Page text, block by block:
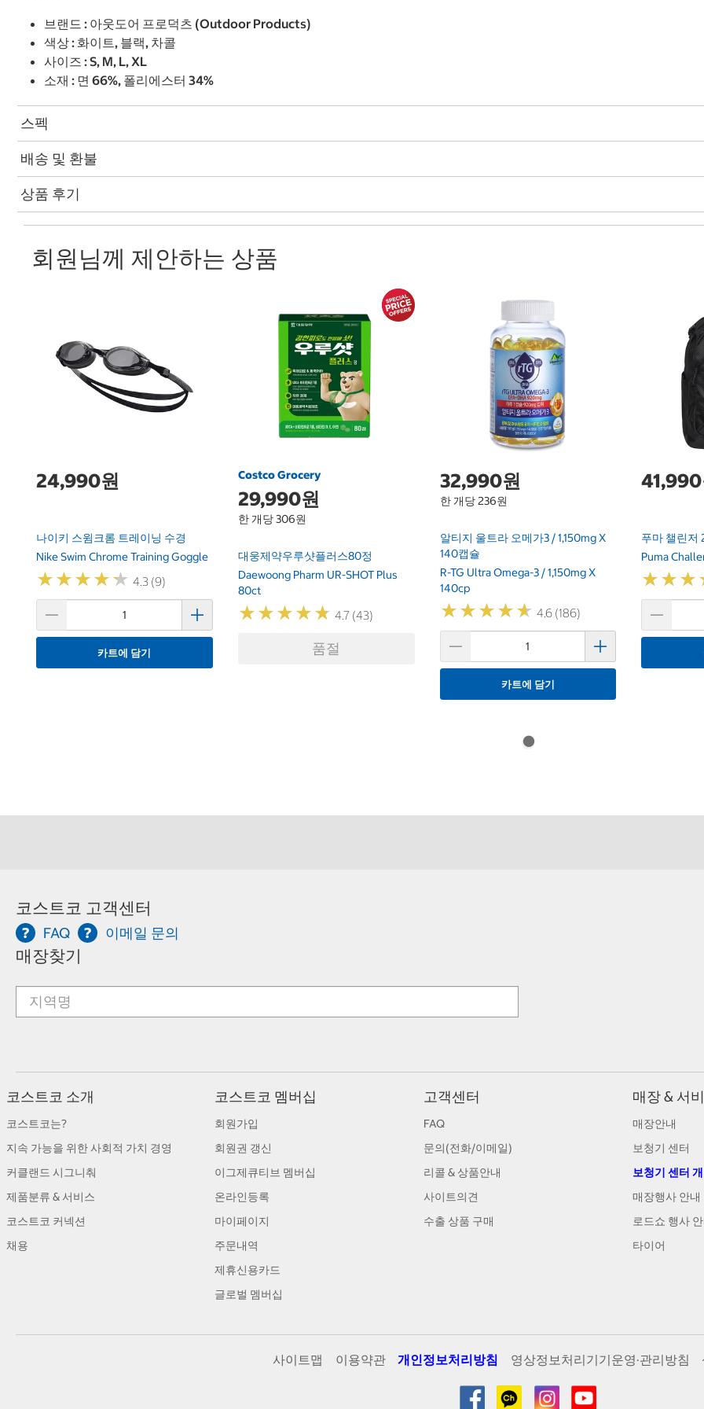
브랜드 : 아웃도어 프로덕츠 (Outdoor Products)
색상 : 화이트, 블랙, 차콜
사이즈 : S, M, L, XL
소재 : 면 66%, 폴리에스터 34%
스펙
배송 및 환불
상품 후기
회원님께 제안하는 상품
24,990원
나이키 스윔크롬 트레이닝 수경
Nike Swim Chrome Training Goggle
★★★★★
★★★★★ 4.3 (9)
카트에 담기
Costco Grocery
29,990원
한 개당 306원
대웅제약우루샷플러스80정
Daewoong Pharm UR-SHOT Plus
80ct
★★★★★
★★★★★ 4.7 (43)
품절
32,990원
한 개당 236원
알티지 울트라 오메가3 / 1,150mg X
140캡슐
R-TG Ultra Omega-3 / 1,150mg X
140cp
★★★★★
★★★★★ 4.6 (186)
카트에 담기
푸마 챌린저
Puma
★★★
★★★
코스트코 고객센터
FAQ 이메일 문의
매장찾기
코스트코 소개
코스트코는?
지속 가능을 위한 사회적 가치 경영
커클랜드 시그니춰
제품분류 & 서비스
코스트코 커넥션
채용
코스트코 멤버십
회원가입
회원권 갱신
이그제큐티브 멤버십
온라인등록
마이페이지
주문내역
제휴신용카드
글로벌 멤버십
고객센터
FAQ
문의(전화/이메일)
리콜 & 상품안내
사이트의견
수출 상품 구매
매장 & 서
매장안내
보청기 센터
보청기 센터
매장행사 안내
로드쇼 행사
타이어
사이트맵 이용약관 개인정보처리방침 영상정보처리기기운영·관리방침